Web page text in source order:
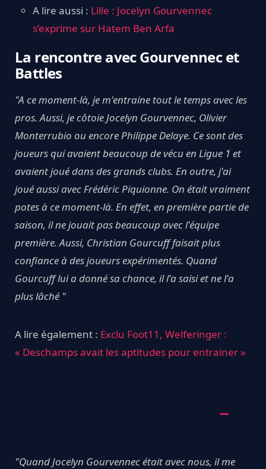
A lire aussi : Lille : Jocelyn Gourvennec
s’exprime sur Hatem Ben Arfa
La rencontre avec Gourvennec et
Battles
"A ce moment-là, je m'entraine tout le temps avec les
pros. Aussi, je côtoie Jocelyn Gourvennec, Olivier
Monterrubio ou encore Philippe Delaye. Ce sont des
joueurs qui avaient beaucoup de vécu en Ligue 1 et
avaient joué dans des grands clubs. En outre, j'ai
joué aussi avec Frédéric Piquionne. On était vraiment
potes à ce moment-là. En effet, en première partie de
saison, il ne jouait pas beaucoup avec l'équipe
première. Aussi, Christian Gourcuff faisait plus
confiance à des joueurs expérimentés. Quand
Gourcuff lui a donné sa chance, il l'a saisi et ne l'a
plus lâché "
A lire également : Exclu Foot11, Welferinger :
« Deschamps avait les aptitudes pour entrainer »
"Quand Jocelyn Gourvennec était avec nous, il me